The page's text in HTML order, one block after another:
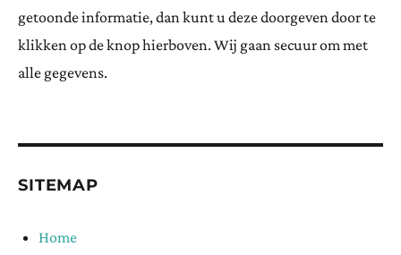
getoonde informatie, dan kunt u deze doorgeven door te
klikken op de knop hierboven. Wij gaan secuur om met
alle gegevens.
SITEMAP
Home